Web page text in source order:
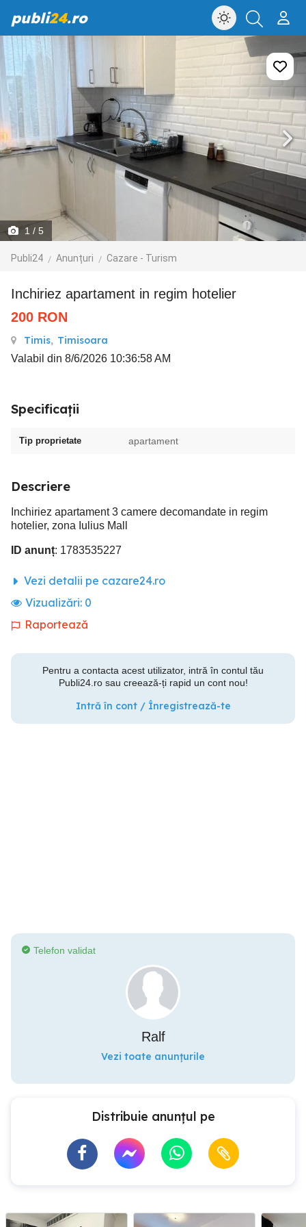
publi24.ro
1 / 5
Publi24 Anunțuri Cazare - Turism
Inchiriez apartament in regim hotelier
200 RON
Timis, Timisoara
Valabil din 8/6/2026 10:36:58 AM
Specificații
Tip proprietate apartament
Descriere
Inchiriez apartament 3 camere decomandate in regim
hotelier, zona Iulius Mall
ID anunț: 1783535227
Vezi detalii pe cazare24.ro
Vizualizări: 0
Raportează
Pentru a contacta acest utilizator, intră în contul tău
Publi24.ro sau creează-ți rapid un cont nou!
Intră în cont / Înregistrează-te
Telefon validat
Ralf
Vezi toate anunțurile
Distribuie anunțul pe